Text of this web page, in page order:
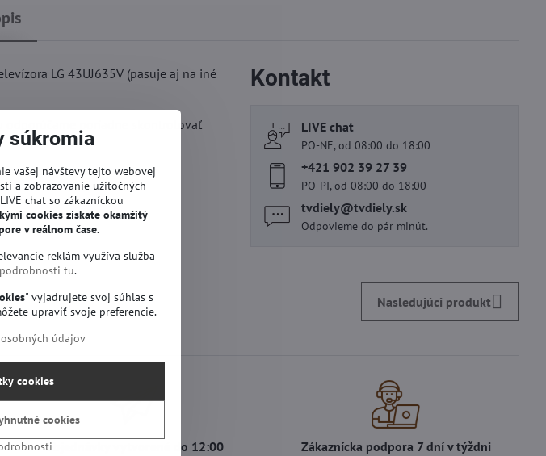
LG 43UJ635V (pasuje aj na iné
odporúčame poriadne skontrolovať
Kontakt
LIVE chat
PO-NE, od 08:00 do 18:00
+421 902 39 27 39
PO-PI, od 08:00 do 18:00
tvdiely​@tvdiely​.sk
Odpovieme do pár minút.
Nasledujúci produkt
Objednávky vytvorené do 12:00 Zákaznícka podpora 7 dní v týždni
súkromia
vašej návštevy tejto webovej
a zobrazovanie užitočných
chat so zákazníckou
cookies získate okamžitý
v reálnom čase.
reklám využíva služba
podrobnosti tu.
" vyjadrujete svoj súhlas s
upraviť svoje preferencie.
údajov
cookies
cookies